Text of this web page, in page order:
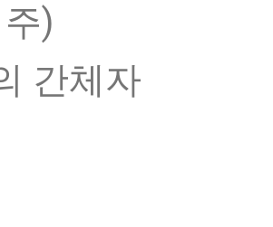
)
간체자